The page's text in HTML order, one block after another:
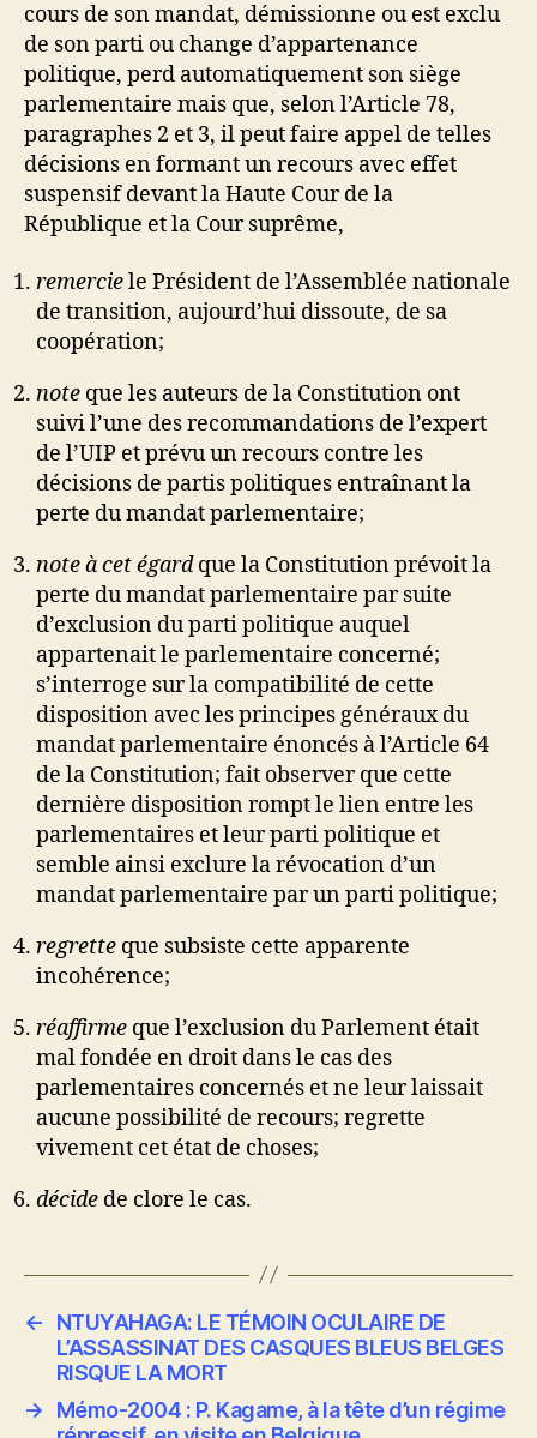
cours de son mandat, démissionne ou est exclu
de son parti ou change d’appartenance
politique, perd automatiquement son siège
parlementaire mais que, selon l’Article 78,
paragraphes 2 et 3, il peut faire appel de telles
décisions en formant un recours avec effet
suspensif devant la Haute Cour de la
République et la Cour suprême,
remerciele Président de l’Assemblée nationale
de transition, aujourd’hui dissoute, de sa
coopération;
note que les auteurs de la Constitution ont
suivi l’une des recommandations de l’expert
de l’UIP et prévu un recours contre les
décisions de partis politiques entraînant la
perte du mandat parlementaire;
note à cet égardque la Constitution prévoit la
perte du mandat parlementaire par suite
d’exclusion du parti politique auquel
appartenait le parlementaire concerné;
s’interroge sur la compatibilité de cette
disposition avec les principes généraux du
mandat parlementaire énoncés à l’Article 64
de la Constitution; fait observer que cette
dernière disposition rompt le lien entre les
parlementaires et leur parti politique et
semble ainsi exclure la révocation d’un
mandat parlementaire par un parti politique;
regrette que subsiste cette apparente
incohérence;
réaffirme que l’exclusion du Parlement était
mal fondée en droit dans le cas des
parlementaires concernés et ne leur laissait
aucune possibilité de recours; regrette
vivement cet état de choses;
décide de clore le cas.
←
NTUYAHAGA: LE TÉMOIN OCULAIRE DE
L’ASSASSINAT DES CASQUES BLEUS BELGES
RISQUE LA MORT
→
Mémo-2004 : P. Kagame, à la tête d’un régime